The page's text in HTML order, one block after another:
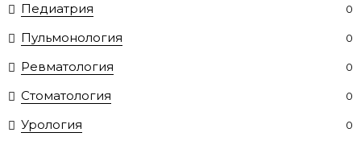
Педиатрия 0
Пульмонология 0
Ревматология 0
Стоматология 0
Урология 0